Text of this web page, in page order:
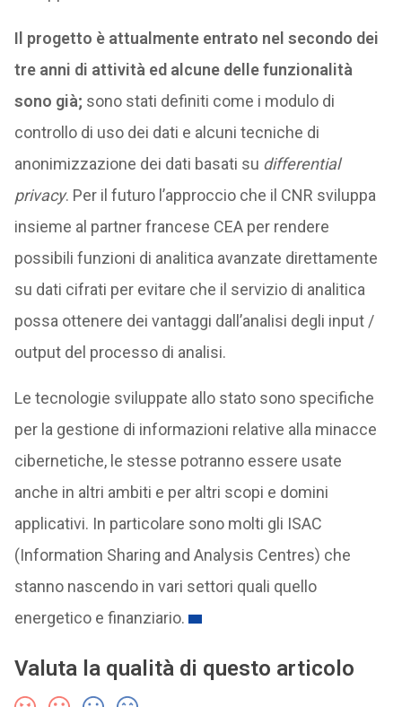
Il progetto è attualmente entrato nel secondo dei
tre anni di attività ed alcune delle funzionalità
sono già; sono stati definiti come i modulo di
controllo di uso dei dati e alcuni tecniche di
anonimizzazione dei dati basati su differential
privacy. Per il futuro l’approccio che il CNR sviluppa
insieme al partner francese CEA per rendere
possibili funzioni di analitica avanzate direttamente
su dati cifrati per evitare che il servizio di analitica
possa ottenere dei vantaggi dall’analisi degli input /
output del processo di analisi.
Le tecnologie sviluppate allo stato sono specifiche
per la gestione di informazioni relative alla minacce
cibernetiche, le stesse potranno essere usate
anche in altri ambiti e per altri scopi e domini
applicativi. In particolare sono molti gli ISAC
(Information Sharing and Analysis Centres) che
stanno nascendo in vari settori quali quello
energetico e finanziario.
Valuta la qualità di questo articolo